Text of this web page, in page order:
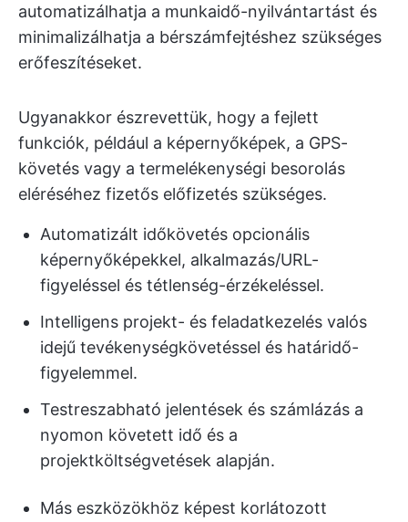
automatizálhatja a munkaidő-nyilvántartást és
minimalizálhatja a bérszámfejtéshez szükséges
erőfeszítéseket.
Ugyanakkor észrevettük, hogy a fejlett
funkciók, például a képernyőképek, a GPS-
követés vagy a termelékenységi besorolás
eléréséhez fizetős előfizetés szükséges.
Automatizált időkövetés opcionális
képernyőképekkel, alkalmazás/URL-
figyeléssel és tétlenség-érzékeléssel.
Intelligens projekt- és feladatkezelés valós
idejű tevékenységkövetéssel és határidő-
figyelemmel.
Testreszabható jelentések és számlázás a
nyomon követett idő és a
projektköltségvetések alapján.
Más eszközökhöz képest korlátozott